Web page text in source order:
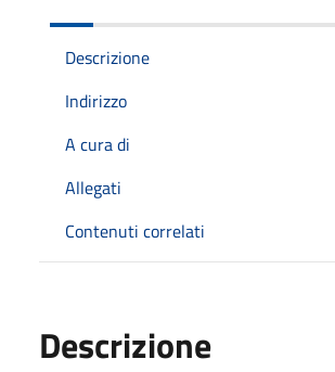
Descrizione
Indirizzo
A cura di
Allegati
Contenuti correlati
Descrizione